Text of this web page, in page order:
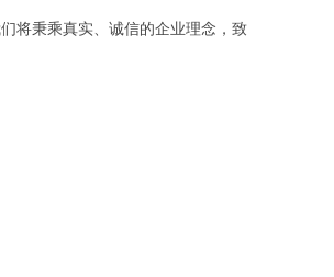
将秉乘真实、诚信的企业理念，致